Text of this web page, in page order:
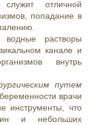
служит отличной
попадание в
растворы
канале и
внутрь
путем
врачи
инструменты, что
и небольших